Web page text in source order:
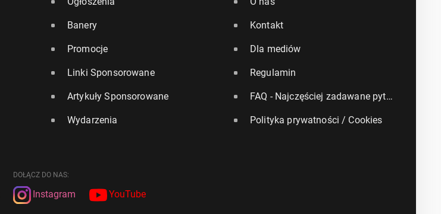
Banery
Promocje
Linki Sponsorowane
Artykuły Sponsorowane
Wydarzenia
Kontakt
Dla mediów
Regulamin
FAQ - Najczęściej zadawane pytania
Polityka prywatności / Cookies
DOŁĄCZ DO NAS:
Instagram YouTube